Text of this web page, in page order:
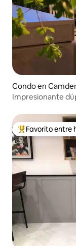
Condo en
Impresionante
Favorito entre
Favorito entre